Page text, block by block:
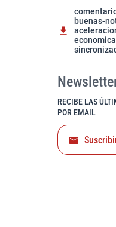
buenas-
RECIBE LAS
POR EMAIL